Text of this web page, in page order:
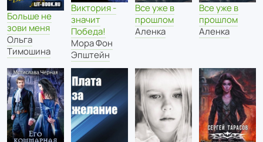
Больше не
зови меня
Ольга
Тимошина
Виктория -
значит
Победа!
Мора Фон
Эпштейн
Все уже в
прошлом
Аленка
Все уже в
прошлом
Аленка